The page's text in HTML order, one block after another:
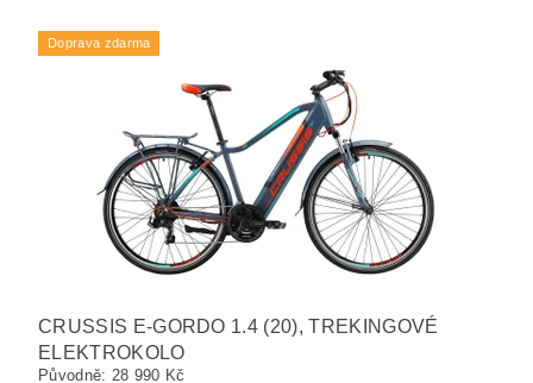
Doprava zdarma
CRUSSIS E-GORDO 1.4 (20), TREKINGOVÉ
ELEKTROKOLO
Původně: 28 990 Kč